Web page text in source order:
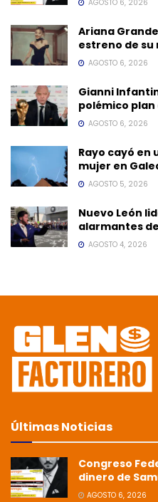
AGOSTO 6, 2026
Ariana
estreno de su
AGOSTO 6, 2026
Gianni
polémico plan
AGOSTO 6, 2026
Rayo cayó en
mujer en
AGOSTO 5, 2026
Nuevo León
alarmantes
AGOSTO 4, 2026
Últimas Noticias
Congreso
dinero de
AGOSTO 6, 2026